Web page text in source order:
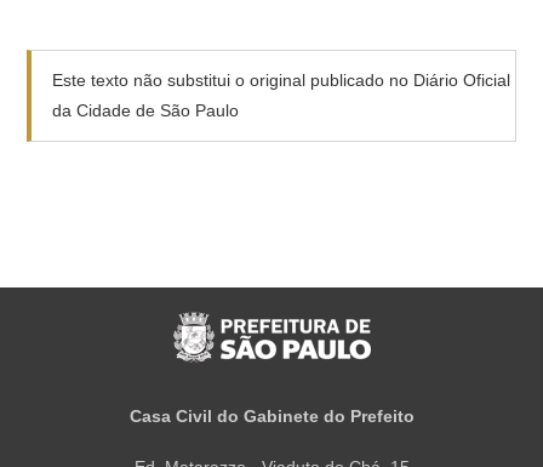
Este texto não substitui o original publicado no Diário Oficial
da Cidade de São Paulo
Casa Civil do Gabinete do Prefeito